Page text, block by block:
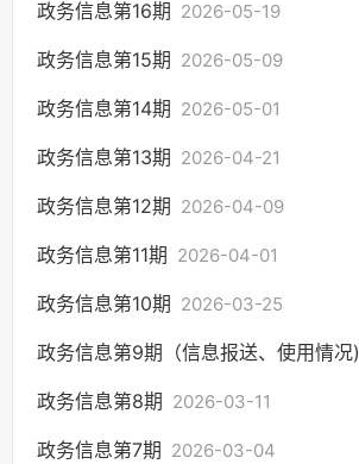
决策公开
政务信息第16期 2026-05-19
政务信息第15期 2026-05-09
政务信息第14期 2026-05-01
政务信息第13期 2026-04-21
政务信息第12期 2026-04-09
政务信息第11期 2026-04-01
政务信息第10期 2026-03-25
政务信息第9期（信息报送、使用情况)
政务信息第8期 2026-03-11
政务信息第7期 2026-03-04